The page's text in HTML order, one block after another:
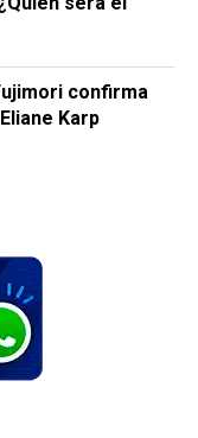
confirma
Karp